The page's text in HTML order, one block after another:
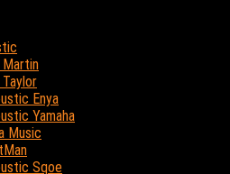
Martin
Enya
Yamaha
Music
Sqoe